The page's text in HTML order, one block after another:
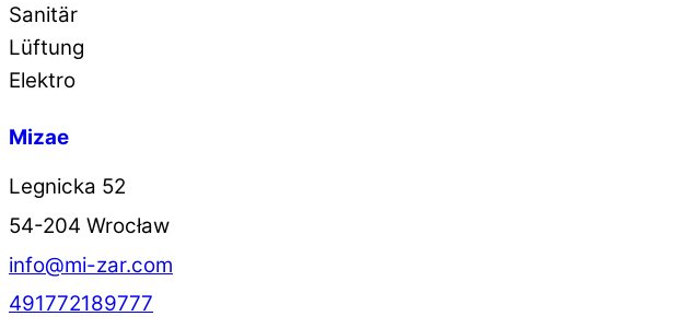
Sanitär
Lüftung
Elektro
Mizae
Legnicka 52
54-204 Wrocław
info@mi-zar.com
491772189777